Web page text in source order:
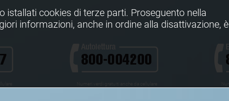
cookies di terze parti. Proseguento nella
informazioni, anche in ordine alla disattivazione, è